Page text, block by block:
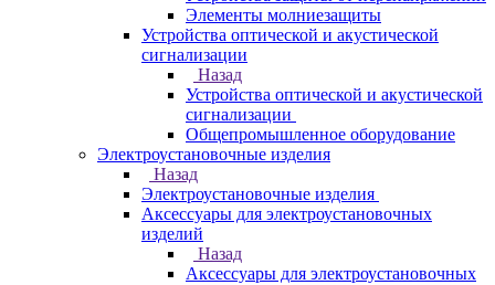
Элементы молниезащиты
Устройства оптической и акустической
сигнализации
Назад
Устройства оптической и акустической
сигнализации
Общепромышленное оборудование
Электроустановочные изделия
Назад
Электроустановочные изделия
Аксессуары для электроустановочных
изделий
Назад
Аксессуары для электроустановочных